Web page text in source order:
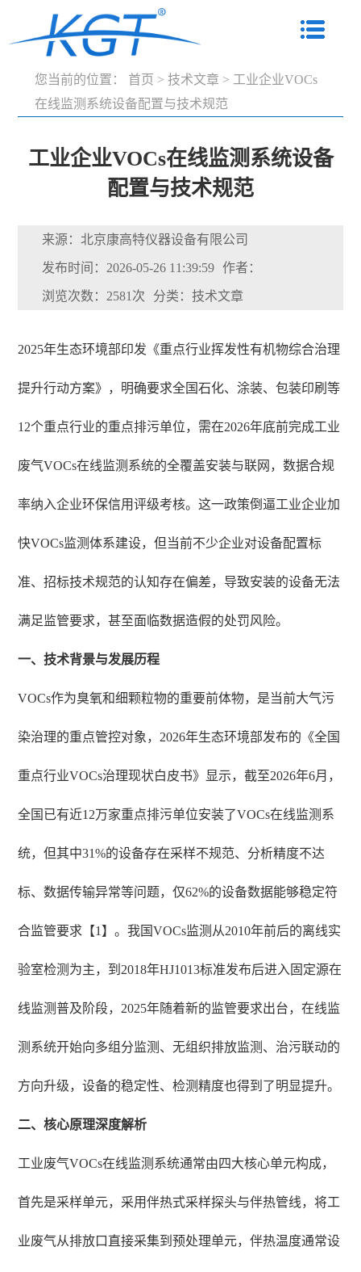
您当前的位置： 首页 > 技术文章 > 工业企业VOCs
在线监测系统设备配置与技术规范
工业企业VOCs在线监测系统设备
配置与技术规范
来源：北京康高特仪器设备有限公司
发布时间：2026-05-26 11:39:59 作者：
浏览次数：2581次 分类：技术文章
2025年生态环境部印发《重点行业挥发性有机物综合治理
提升行动方案》，明确要求全国石化、涂装、包装印刷等
12个重点行业的重点排污单位，需在2026年底前完成工业
废气VOCs在线监测系统的全覆盖安装与联网，数据合规
率纳入企业环保信用评级考核。这一政策倒逼工业企业加
快VOCs监测体系建设，但当前不少企业对设备配置标
准、招标技术规范的认知存在偏差，导致安装的设备无法
满足监管要求，甚至面临数据造假的处罚风险。
一、技术背景与发展历程
VOCs作为臭氧和细颗粒物的重要前体物，是当前大气污
染治理的重点管控对象，2026年生态环境部发布的《全国
重点行业VOCs治理现状白皮书》显示，截至2026年6月，
全国已有近12万家重点排污单位安装了VOCs在线监测系
统，但其中31%的设备存在采样不规范、分析精度不达
标、数据传输异常等问题，仅62%的设备数据能够稳定符
合监管要求【1】。我国VOCs监测从2010年前后的离线实
验室检测为主，到2018年HJ1013标准发布后进入固定源在
线监测普及阶段，2025年随着新的监管要求出台，在线监
测系统开始向多组分监测、无组织排放监测、治污联动的
方向升级，设备的稳定性、检测精度也得到了明显提升。
二、核心原理深度解析
工业废气VOCs在线监测系统通常由四大核心单元构成，
首先是采样单元，采用伴热式采样探头与伴热管线，将工
业废气从排放口直接采集到预处理单元，伴热温度通常设